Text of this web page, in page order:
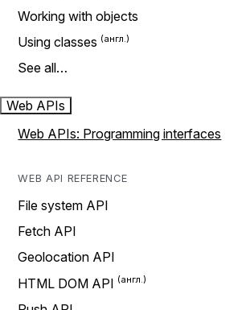
Working with objects
Using classes
See all…
Web APIs
Web APIs: Programming interfaces
WEB API REFERENCE
File system API
Fetch API
Geolocation API
HTML DOM API